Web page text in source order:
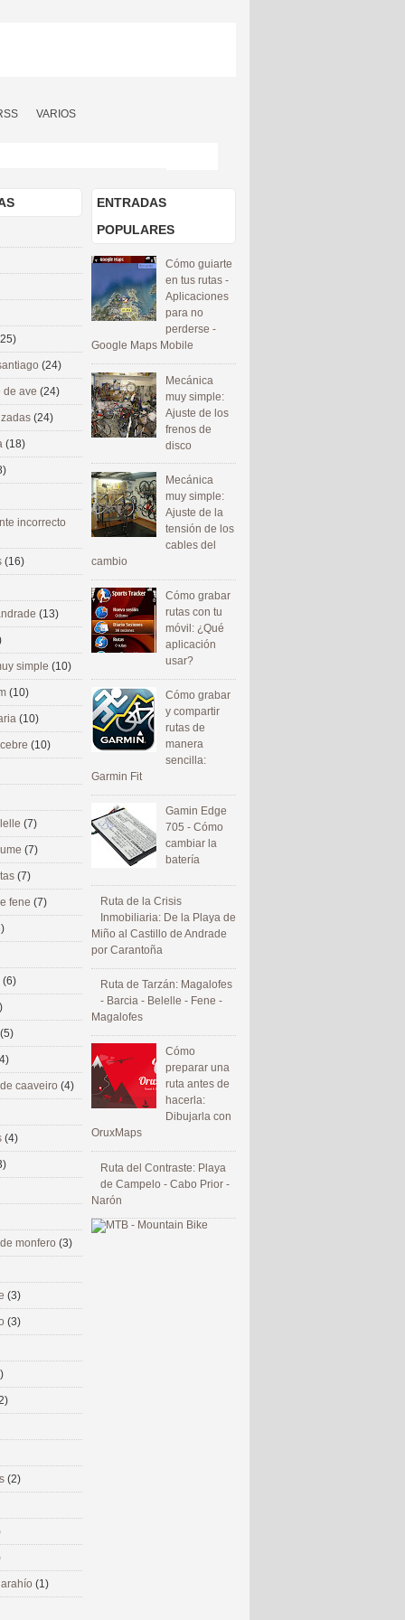
VARIOS
ENTRADAS
POPULARES
Cómo guiarte
en tus rutas -
Aplicaciones
para no
perderse -
Google Maps Mobile
Mecánica
muy simple:
Ajuste de los
frenos de
disco
Mecánica
muy simple:
Ajuste de la
tensión de los
cables del
cambio
Cómo grabar
rutas con tu
móvil: ¿Qué
aplicación
usar?
Cómo grabar
y compartir
rutas de
manera
sencilla:
Garmin Fit
Gamin Edge
705 - Cómo
cambiar la
batería
Ruta de la Crisis
Inmobiliaria: De la Playa de
Miño al Castillo de Andrade
por Carantoña
Ruta de Tarzán: Magalofes
- Barcia - Belelle - Fene -
Magalofes
Cómo
preparar una
ruta antes de
hacerla:
Dibujarla con
OruxMaps
Ruta del Contraste: Playa
de Campelo - Cabo Prior -
Narón
(24)
de ave (24)
(24)
(18)
incorrecto
(16)
(13)
simple (10)
(10)
(10)
(10)
(7)
(7)
(7)
fene (7)
(6)
(5)
caaveiro (4)
(4)
monfero (3)
(3)
(3)
(2)
(1)